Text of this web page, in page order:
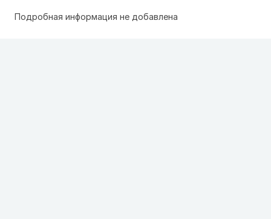
Подробная информация не добавлена